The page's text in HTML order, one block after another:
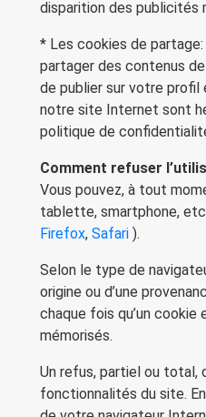
disparition des publicités
* Les cookies de
partager des contenus
de publier sur votre
notre site Internet sont
politique de
Comment refuser
Vous pouvez, à tout
tablette, smartphone,
Firefox, Safari ).
Selon le type de
origine ou d’une
chaque fois qu’un
mémorisés.
Un refus, partiel ou
fonctionnalités du site.